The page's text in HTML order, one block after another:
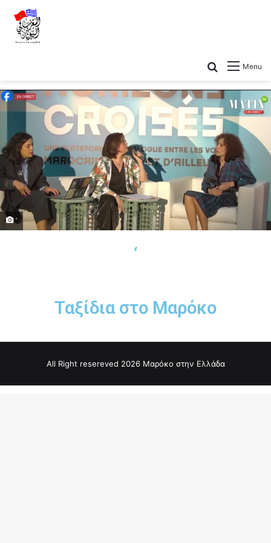
Menu
‘
‘
Ταξίδια στο Μαρόκο
All Right resereved 2026 Μαρόκο στην Ελλάδα